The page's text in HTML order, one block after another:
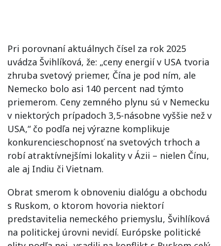
Pri porovnaní aktuálnych čísel za rok 2025
uvádza Švihlíková, že: „ceny energií v USA tvoria
zhruba svetový priemer, Čína je pod ním, ale
Nemecko bolo asi 140 percent nad týmto
priemerom. Ceny zemného plynu sú v Nemecku
v niektorých prípadoch 3,5-násobne vyššie než v
USA,“ čo podľa nej výrazne komplikuje
konkurencieschopnosť na svetových trhoch a
robí atraktívnejšími lokality v Ázii – nielen Čínu,
ale aj Indiu či Vietnam.
Obrat smerom k obnoveniu dialógu a obchodu
s Ruskom, o ktorom hovoria niektorí
predstavitelia nemeckého priemyslu, Švihlíková
na politickej úrovni nevidí. Európske politické